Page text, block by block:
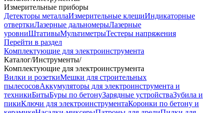
Измерительные приборы
Детекторы металлаИзмерительные клещиИндикаторные
отверткиЛазерные дальномерыЛазерные
уровниШтативыМультиметрыТестеры напряжения
Перейти в раздел
Комплектующие для электроинструмента
Каталог/Инструменты/
Комплектующие для электроинструмента
Вилки и розеткиМешки для строительных
пылесосовАккумуляторы для электроинструмента и
техникиБитыБуры по бетонуЗарядные устройстваЗубила и
пикиКлючи для электроинструментаКоронки по бетону и